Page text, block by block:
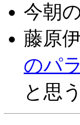
今朝
藤原
のパ
と思